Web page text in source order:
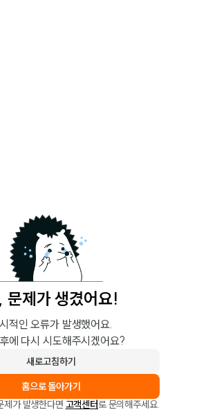
문제가 생겼어요!
적인 오류가 발생했어요.
에 다시 시도해주시겠어요?
새로고침하기
홈으로 돌아가기
제가 발생한다면 고객센터로 문의해주세요.